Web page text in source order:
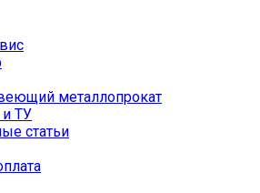
металлопрокат
ТУ
статьи